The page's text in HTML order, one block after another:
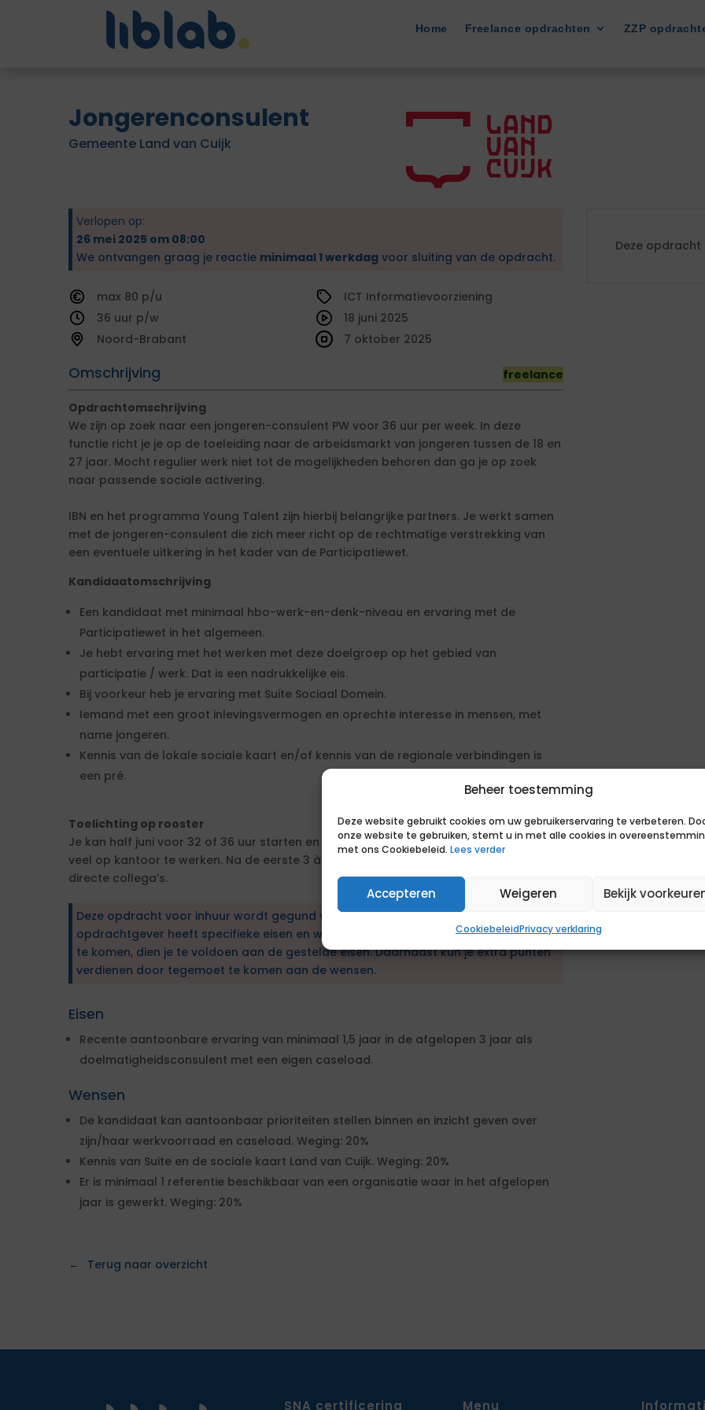
Beheer toestemming
Deze website gebruikt cookies om uw gebruikerservaring te verbeteren.
onze website te gebruiken, stemt u in met alle cookies in
met ons Cookiebeleid. Lees verder
Accepteren Weigeren Bekijk
CookiebeleidPrivacy verklaring
Home Freelance opdrachten ZZP
Jongerenconsulent
Gemeente Land van Cuijk
Verlopen op:
26 mei 2025 om 08:00
We ontvangen graag je reactie minimaal 1 werkdag voor sluiting van de opdracht.
80
36
Noord-Brabant
ICT Informatievoorziening
Omschrijving freelance
18 juni 2025
7 oktober 2025
Opdrachtomschrijving
We zijn op zoek naar een jongeren-consulent PW voor 36 uur per week. In deze
functie richt je je op de toeleiding naar de arbeidsmarkt van jongeren tussen de 18 en
27 jaar. Mocht regulier werk niet tot de mogelijkheden behoren dan ga je op zoek
naar passende sociale activering.
IBN en het programma Young Talent zijn hierbij belangrijke partners. Je werkt samen
met de jongeren-consulent die zich meer richt op de rechtmatige verstrekking van
een eventuele uitkering in het kader van de Participatiewet.
Kandidaatomschrijving
Een kandidaat met minimaal hbo-werk-en-denk-niveau en ervaring met de
Participatiewet in het algemeen.
Je hebt ervaring met het werken met deze doelgroep op het gebied van
participatie / werk. Dat is een nadrukkelijke eis.
Bij voorkeur heb je ervaring met Suite Sociaal Domein.
Iemand met een groot inlevingsvermogen en oprechte interesse in mensen, met
name jongeren.
Kennis van de lokale sociale kaart en/of kennis van de regionale verbindingen is
een pré.
Toelichting op rooster
Je kan half juni voor 32 of 36 uur starten en je vindt het geen punt om in het begin
veel op kantoor te werken. Na de eerste 3 à 4 weken stem je je werkrooster af met je
directe collega’s.
Deze opdracht voor inhuur wordt gegund via een aanbestedingsprocedure. De
opdrachtgever heeft specifieke eisen en wensen geformuleerd. Om in aanmerking
te komen, dien je te voldoen aan de gestelde eisen. Daarnaast kun je extra punten
verdienen door tegemoet te komen aan de wensen.
Eisen
Recente aantoonbare ervaring van minimaal 1,5 jaar in de afgelopen 3 jaar als
doelmatigheidsconsulent met een eigen caseload.
Wensen
De kandidaat kan aantoonbaar prioriteiten stellen binnen en inzicht geven over
zijn/haar werkvoorraad en caseload. Weging: 20%
Kennis van Suite en de sociale kaart Land van Cuijk. Weging: 20%
Er is minimaal 1 referentie beschikbaar van een organisatie waar in het afgelopen
jaar is gewerkt. Weging: 20%
Deze opdracht
Terug naar overzicht
SNA certificering Menu